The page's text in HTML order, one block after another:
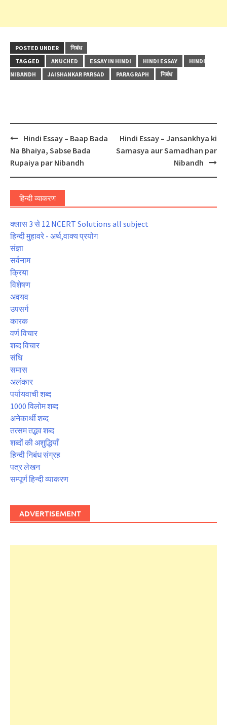
POSTED UNDER
निबंध
TAGGED
ANUCHED ESSAY IN HINDI HINDI ESSAY
HINDI
NIBANDH
JAISHANKAR PARSAD PARAGRAPH निबंध
Post
navigation
Hindi Essay – Baap Bada
Na Bhaiya, Sabse Bada
Rupaiya par Nibandh
Hindi Essay – Jansankhya ki
Samasya aur Samadhan par
Nibandh
हिन्दी व्याकरण
क्लास 3 से 12 NCERT Solutions all subject
हिन्दी मुहावरे - अर्थ,वाक्य प्रयोग
संज्ञा
सर्वनाम
क्रिया
विशेषण
अवयव
उपसर्ग
कारक
वर्ण विचार
शब्द विचार
संधि
समास
अलंकार
पर्यायवाची शब्द
1000 विलोम शब्द
अनेकार्थी शब्द
तत्सम तद्भव शब्द
शब्दों की अशुद्धियाँ
हिन्दी निबंध संग्रह
पत्र लेखन
सम्पूर्ण हिन्दी व्याकरण
ADVERTISEMENT